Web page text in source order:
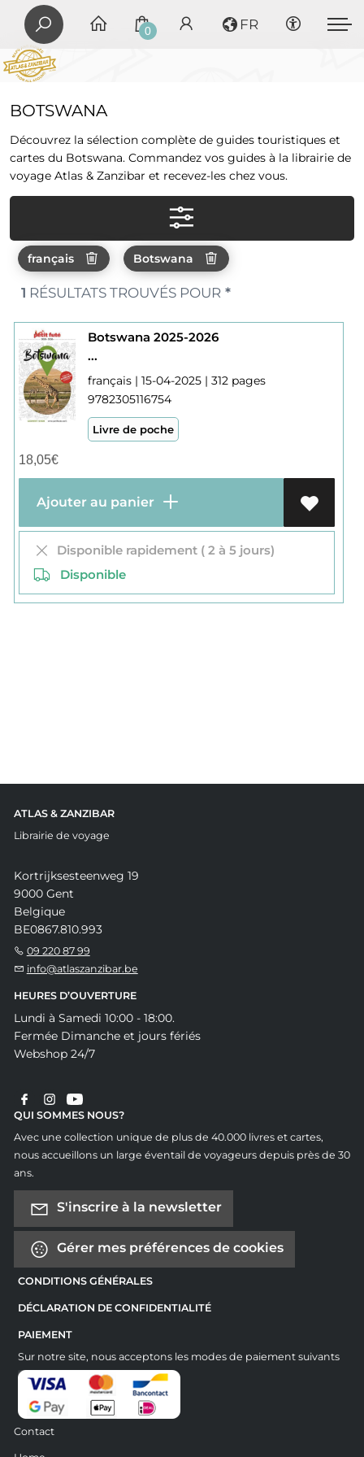
0 FR
BOTSWANA
Découvrez la sélection complète de guides touristiques et
cartes du Botswana. Commandez vos guides à la librairie de
voyage Atlas & Zanzibar et recevez-les chez vous.
français Botswana
1 RÉSULTATS TROUVÉS POUR*
Botswana 2025-2026
...
français | 15-04-2025 | 312 pages
9782305116754
Livre de poche
18,05€
Ajouter au panier
Disponible rapidement ( 2 à 5 jours)
Disponible
ATLAS & ZANZIBAR
Librairie de voyage
Kortrijksesteenweg 19
9000 Gent
Belgique
BE0867.810.993
09 220 87 99
info@atlaszanzibar.be
HEURES D’OUVERTURE
Lundi à Samedi 10:00 - 18:00.
Fermée Dimanche et jours fériés
Webshop 24/7
QUI SOMMES NOUS?
Avec une collection unique de plus de 40.000 livres et cartes,
nous accueillons un large éventail de voyageurs depuis près de 30
ans.
S'inscrire à la newsletter
Gérer mes préférences de cookies
CONDITIONS GÉNÉRALES
DÉCLARATION DE CONFIDENTIALITÉ
PAIEMENT
Sur notre site, nous acceptons les modes de paiement suivants
Contact